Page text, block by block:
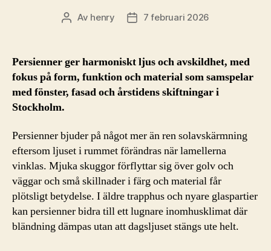
Inläggsförfattare
Av henry Inläggsdatum
7 februari 2026
Persienner ger harmoniskt ljus och avskildhet, med
fokus på form, funktion och material som samspelar
med fönster, fasad och årstidens skiftningar i
Stockholm.
Persienner bjuder på något mer än ren solavskärmning
eftersom ljuset i rummet förändras när lamellerna
vinklas. Mjuka skuggor förflyttar sig över golv och
väggar och små skillnader i färg och material får
plötsligt betydelse. I äldre trapphus och nyare glaspartier
kan persienner bidra till ett lugnare inomhusklimat där
bländning dämpas utan att dagsljuset stängs ute helt.